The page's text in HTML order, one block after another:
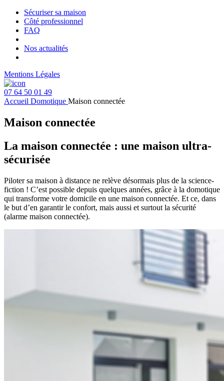
Sécuriser sa maison
Côté professionnel
FAQ
Nos actualités
Mentions Légales
07 64 50 01 49
Accueil Domotique Maison connectée
Maison connectée
La maison connectée : une maison ultra-
sécurisée
Piloter sa maison à distance ne relève désormais plus de la science-
fiction ! C’est possible depuis quelques années, grâce à la domotique
qui transforme votre domicile en une maison connectée. Et ce, dans
le but d’en garantir le confort, mais aussi et surtout la sécurité
(alarme maison connectée).